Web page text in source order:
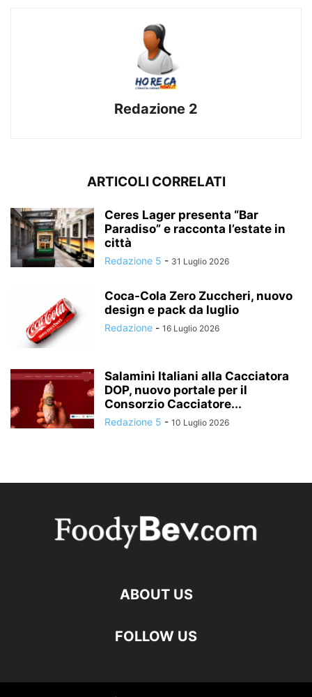
Redazione 2
ARTICOLI CORRELATI
Ceres Lager presenta “Bar
Paradiso” e racconta l’estate in
città
Redazione 5 - 31 Luglio 2026
Coca-Cola Zero Zuccheri, nuovo
design e pack da luglio
Redazione - 16 Luglio 2026
Salamini Italiani alla Cacciatora
DOP, nuovo portale per il
Consorzio Cacciatore...
Redazione 5 - 10 Luglio 2026
ABOUT US
FOLLOW US